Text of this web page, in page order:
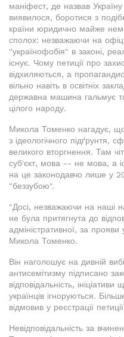
маніфест, де назвав
виявилося, боротися з
країни юридично майже
сполох: незважаючи на
"українофобія" в законі,
існує. Чому петиції про
відхиляються, а
вільно навіть в освітніх
державна машина гальмує
цілого народу.
Микола Томенко нагадує, що
з ідеологічного
великого вторгнення. Там
суб'єкт, мова -- не мова, а
на це законодавчо лише у
"беззубою".
"Досі, незважаючи на наші
не була притягнута до
адміністративної, за
Микола Томенко.
Він наголошує на дивній
антисемітизму підписано
відповідальність,
українців ігноруються.
відмовив у реєстрації
Невідповідальність за